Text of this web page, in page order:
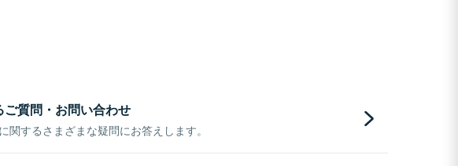
ご質問・お問い合わせ
関するさまざまな疑問にお答えします。